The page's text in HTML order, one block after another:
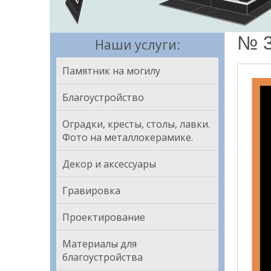
Наши услуги:
Памятник на могилу
Благоустройство
Оградки, кресты, столы, лавки.
Фото на металлокерамике.
Декор и аксессуары
Гравировка
Проектирование
Материалы для
благоустройства
№